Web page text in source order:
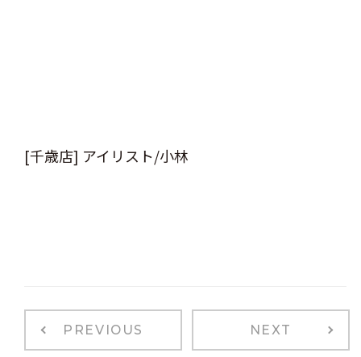
[千歳店] アイリスト/小林
PREVIOUS NEXT